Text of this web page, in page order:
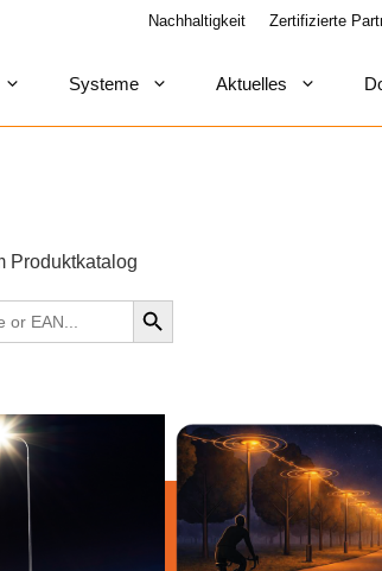
Nachhaltigkeit Zertifizierte
Systeme Aktuelles
Produktkatalog